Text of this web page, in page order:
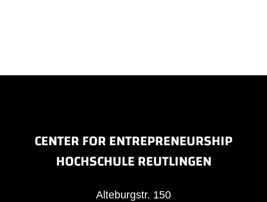
CENTER FOR ENTREPRENEURSHIP
HOCHSCHULE REUTLINGEN
Alteburgstr. 150